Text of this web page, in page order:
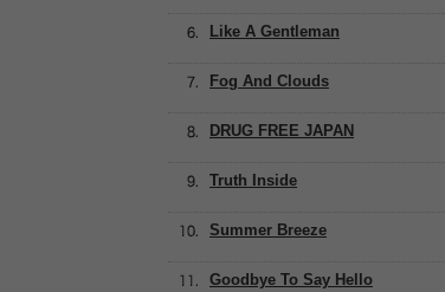
Like A Gentleman
Truth Inside
Fog And Clouds
DRUG FREE JAPAN
Summer Breeze
Goodbye To Say Hello